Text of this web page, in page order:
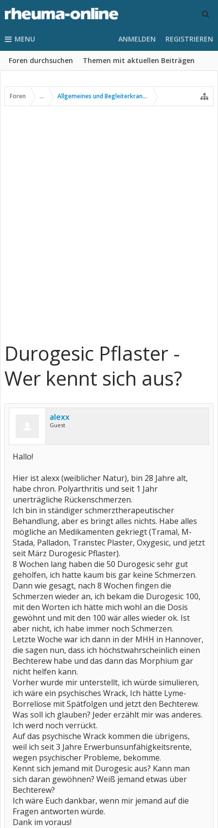
MENU
Foren durchsuchen Themen mit aktuellen Beiträgen
ANMELDEN REGISTRIEREN
Foren ... Allgemeines und Begleiterkrankungen
Durogesic Pflaster -
Wer kennt sich aus?
alexx
Guest
Hallo!
Hier ist alexx (weiblicher Natur), bin 28 Jahre alt,
habe chron. Polyarthritis und seit 1 Jahr
unerträgliche Rückenschmerzen.
Ich bin in ständiger schmerztherapeutischer
Behandlung, aber es bringt alles nichts. Habe alles
mögliche an Medikamenten gekriegt (Tramal, M-
Stada, Palladon, Transtec Plaster, Oxygesic, und jetzt
seit März Durogesic Pflaster).
8 Wochen lang haben die 50 Durogesic sehr gut
geholfen, ich hatte kaum bis gar keine Schmerzen.
Dann wie gesagt, nach 8 Wochen fingen die
Schmerzen wieder an, ich bekam die Durogesic 100,
mit den Worten ich hätte mich wohl an die Dosis
gewöhnt und mit den 100 wär alles wieder ok. Ist
aber nicht, ich habe immer noch Schmerzen.
Letzte Woche war ich dann in der MHH in Hannover,
die sagen nun, dass ich höchstwahrscheinlich einen
Bechterew habe und das dann das Morphium gar
nicht helfen kann.
Vorher wurde mir unterstellt, ich würde simulieren,
ich wäre ein psychisches Wrack, Ich hätte Lyme-
Borreliose mit Spätfolgen und jetzt den Bechterew.
Was soll ich glauben? Jeder erzählt mir was anderes.
Ich werd noch verrückt.
Auf das psychische Wrack kommen die übrigens,
weil ich seit 3 Jahre Erwerbunsunfähigkeitsrente,
wegen psychischer Probleme, bekomme.
Kennt sich jemand mit Durogesic aus? Kann man
sich daran gewöhnen? Weiß jemand etwas über
Bechterew?
Ich wäre Euch dankbar, wenn mir jemand auf die
Fragen antworten würde.
Dank im voraus!